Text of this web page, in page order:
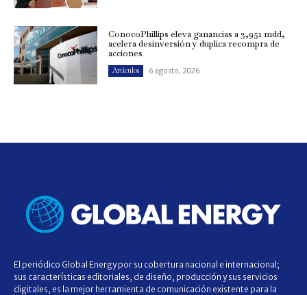
ConocoPhillips eleva ganancias a 3,951 mdd,
acelera desinversión y duplica recompra de
acciones
Artículos 6 agosto, 2026
El periódico Global Energy por su cobertura nacional e internacional;
sus características editoriales, de diseño, producción y sus servicios
digitales, es la mejor herramienta de comunicación existente para la